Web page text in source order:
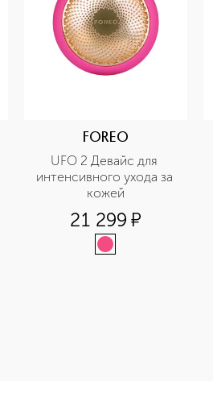
FOREO
UFO 2 Девайс для
интенсивного ухода за
кожей
21 299 ¤